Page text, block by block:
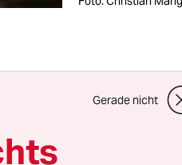
„Wir
Gerade nicht